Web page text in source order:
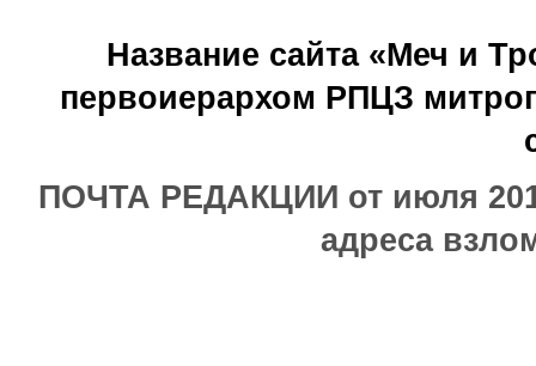
Название сайта «Меч и
первоиерархом РПЦЗ
ПОЧТА РЕДАКЦИИ от июля
адреса